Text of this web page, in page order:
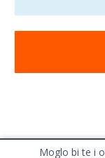
Moglo bi te i